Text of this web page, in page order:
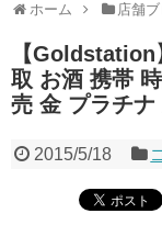
ホーム 店舗
【
取 お酒 携帯
売 金 プラチ
2015/5/18